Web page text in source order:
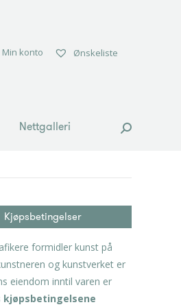
Min konto Ønskeliste
Nettgalleri Search:
Kjøpsbetingelser
formidler kunst på
og kunstverket er
eiendom inntil varen er
kjøpsbetingelsene